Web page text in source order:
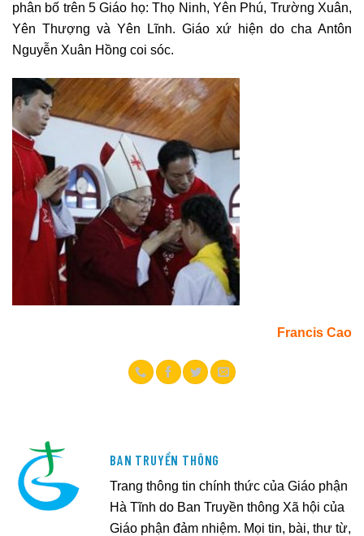
phân bố trên 5 Giáo họ: Thọ Ninh, Yên Phú, Trường Xuân,
Yên Thượng và Yên Lĩnh. Giáo xứ hiện do cha Antôn
Nguyễn Xuân Hồng coi sóc.
Francis Cao
BAN TRUYỀN THÔNG
Trang thông tin chính thức của Giáo phận
Hà Tĩnh do Ban Truyền thông Xã hội của
Giáo phận đảm nhiệm. Mọi tin, bài, thư từ,